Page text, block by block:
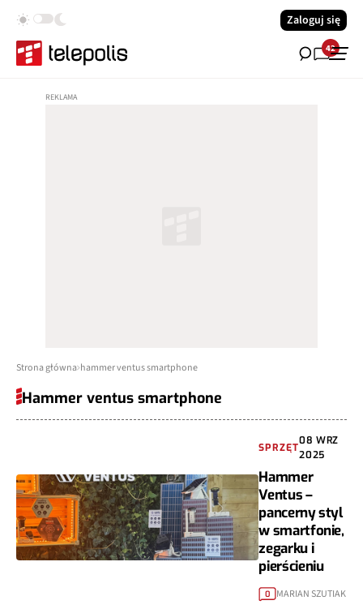
Zaloguj się
42
Strona główna hammer ventus smartphone
Hammer ventus smartphone
SPRZĘT
08 WRZ
2025
Hammer
Ventus –
pancerny styl
w smartfonie,
zegarku i
pierścieniu
0 MARIAN SZUTIAK